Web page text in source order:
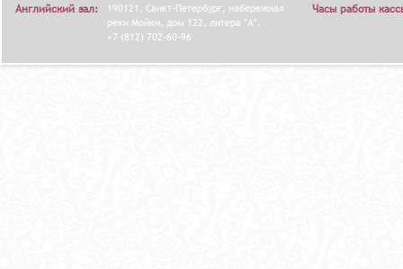
Английский зал:
190121, Санкт-Петербург, набережная
реки Мойки, дом 122, литера "А".
+7 (812) 702-60-96
Часы работы